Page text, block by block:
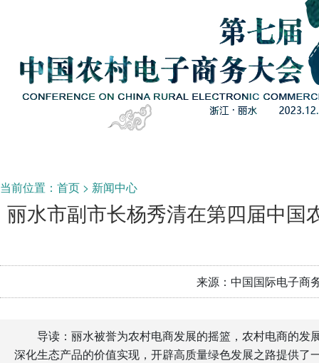
当前位置： 首页 > 新闻中心
丽水市副市长杨秀清在第四届中国
来源：中国国际电子商
导读：丽水被誉为农村电商发展的摇篮，农村电商的
深化生态产品的价值实现，开辟高质量绿色发展之路提供了